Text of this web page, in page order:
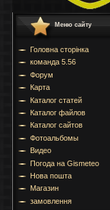
Меню сайту
Головна сторінка
команда 5.56
Форум
Карта
Каталог статей
Каталог файлов
Каталог сайтов
Фотоальбомы
Видео
Погода на Gismeteo
Нова пошта
Магазин
замовлення